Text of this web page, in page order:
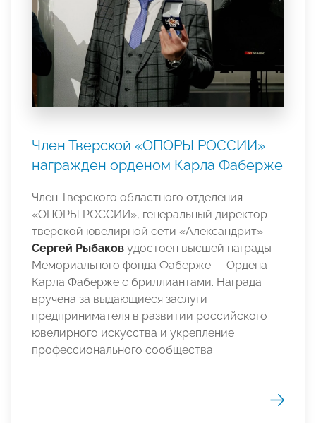
Член Тверской «ОПОРЫ РОССИИ»
награжден орденом Карла Фаберже
Член Тверского областного отделения
«ОПОРЫ РОССИИ», генеральный директор
тверской ювелирной сети «Александрит»
Сергей Рыбаков удостоен высшей награды
Мемориального фонда Фаберже — Ордена
Карла Фаберже с бриллиантами. Награда
вручена за выдающиеся заслуги
предпринимателя в развитии российского
ювелирного искусства и укрепление
профессионального сообщества.